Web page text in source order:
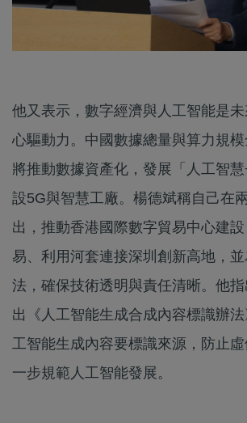
他又表示，數字經濟與人工智能是
心驅動力。中國數據總量與算力規
將推動數據資產化，發展「人工智
設5G與智慧工廠。楊德斌稱自己在
出，推動香港國際數字貿易中心建
易、利用河套連接深圳創新高地，
法，確保技術透明與責任清晰。他
出《人工智能生成合成內容標識辦
工智能生成內容要標識來源，防止
一步規範人工智能發展。